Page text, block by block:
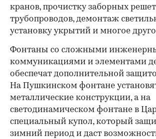
кранов, прочистку заборных
трубопроводов, демонтаж
установку укрытий и многое
Фонтаны со сложными
коммуникациями и элементами
обеспечат дополнительной
На Пушкинском фонтане
металлические конструкции, а на
светодинамическом фонтане в
специальный купол, который
зимний период и даст